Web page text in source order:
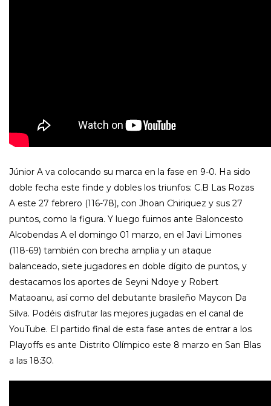
Júnior A va colocando su marca en la fase en 9-0. Ha sido
doble fecha este finde y dobles los triunfos: C.B Las Rozas
A este 27 febrero (116-78), con Jhoan Chiriquez y sus 27
puntos, como la figura. Y luego fuimos ante Baloncesto
Alcobendas A el domingo 01 marzo, en el Javi Limones
(118-69) también con brecha amplia y un ataque
balanceado, siete jugadores en doble dígito de puntos, y
destacamos los aportes de Seyni Ndoye y Robert
Mataoanu, así como del debutante brasileño Maycon Da
Silva. Podéis disfrutar las mejores jugadas en el canal de
YouTube. El partido final de esta fase antes de entrar a los
Playoffs es ante Distrito Olímpico este 8 marzo en San Blas
a las 18:30.